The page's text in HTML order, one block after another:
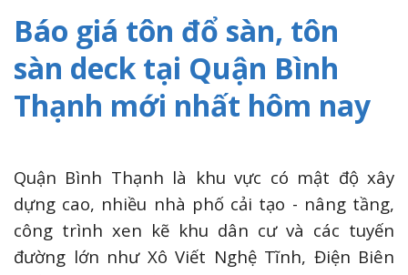
Báo giá tôn đổ sàn, tôn
sàn deck tại Quận Bình
Thạnh mới nhất hôm nay
Quận Bình Thạnh là khu vực có mật độ xây
dựng cao, nhiều nhà phố cải tạo - nâng tầng,
công trình xen kẽ khu dân cư và các tuyến
đường lớn như Xô Viết Nghệ Tĩnh, Điện Biên